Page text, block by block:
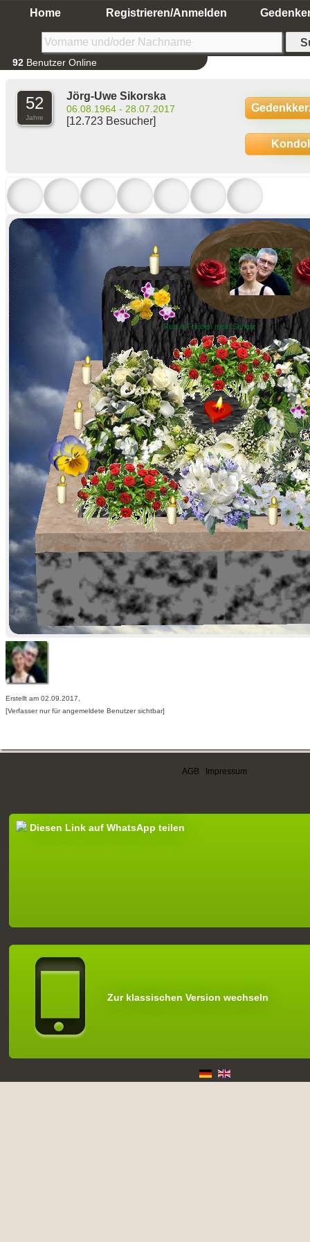
Home Registrieren/Anmelden
92 Benutzer Online
52
Jahre
Jörg-Uwe Sikorska
06.08.1964 - 28.07.2017
[12.723 Besucher]
Ruh in Frieden mein Schatz
Erstellt am 02.09.2017,
[Verfasser nur für angemeldete Benutzer sichtbar]
AGB Impressum
Diesen Link auf WhatsApp teilen
Zur klassischen Version wechseln